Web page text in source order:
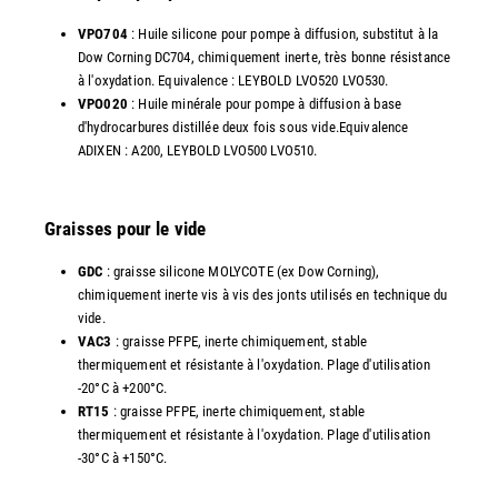
VPO704: Huile silicone pour pompe à diffusion, substitut à la
Dow Corning DC704, chimiquement inerte, très bonne résistance
à l'oxydation. Equivalence : LEYBOLD LVO520 LVO530.
VPO020 : Huile minérale pour pompe à diffusion à base
d'hydrocarbures distillée deux fois sous vide.Equivalence
ADIXEN : A200, LEYBOLD LVO500 LVO510.
Graisses pour le vide
GDC : graisse silicone MOLYCOTE (ex Dow Corning),
chimiquement inerte vis à vis des jonts utilisés en technique du
vide.
VAC3 : graisse PFPE, inerte chimiquement, stable
thermiquement et résistante à l'oxydation. Plage d'utilisation
-20°C à +200°C.
RT15 : graisse PFPE, inerte chimiquement, stable
thermiquement et résistante à l'oxydation. Plage d'utilisation
-30°C à +150°C.